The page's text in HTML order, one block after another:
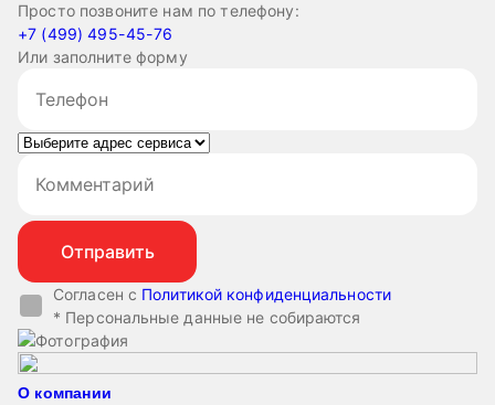
Просто позвоните нам по телефону:
+7 (499) 495-45-76
Или заполните форму
Согласен с Политикой конфиденциальности
* Персональные данные не собираются
О компании